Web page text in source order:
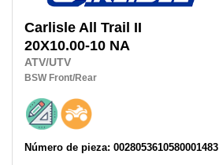
Carlisle All Trail II
20X10.00-10 NA
ATV/UTV
BSW Front/Rear
Número de pieza: 0028053610580001483